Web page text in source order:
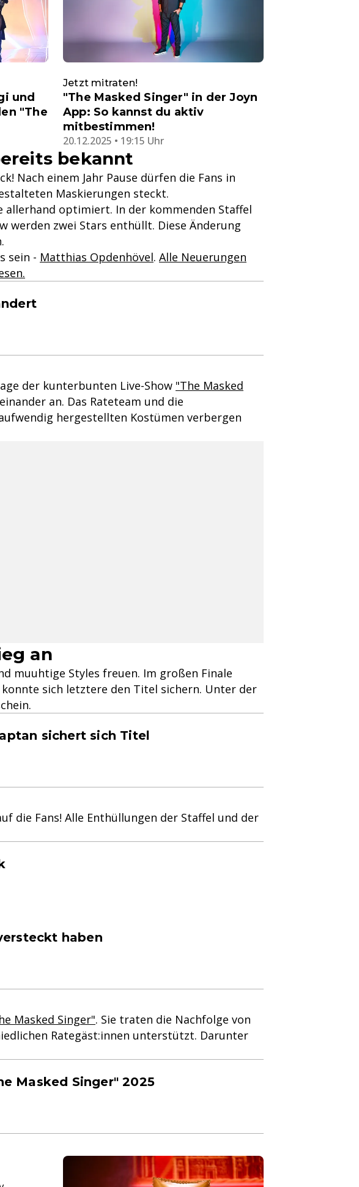
und
"The
Jetzt mitraten!
"The Masked Singer" in der Joyn
App: So kannst du aktiv
mitbestimmen!
20.12.2025 • 19:15 Uhr
bekannt
Nach einem Jahr Pause dürfen die Fans in
Maskierungen steckt.
allerhand optimiert. In der kommenden Staffel
werden zwei Stars enthüllt. Diese Änderung
sein - Matthias Opdenhövel. Alle Neuerungen
der kunterbunten Live-Show "The Masked
an. Das Rateteam und die
hergestellten Kostümen verbergen
an
muuhtige Styles freuen. Im großen Finale
konnte sich letztere den Titel sichern. Unter der
sichert sich Titel
die Fans! Alle Enthüllungen der Staffel und der
haben
Masked Singer". Sie traten die Nachfolge von
Rategäst:innen unterstützt. Darunter
Masked Singer" 2025